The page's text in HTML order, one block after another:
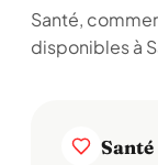
Santé,
disponibles à
Santé